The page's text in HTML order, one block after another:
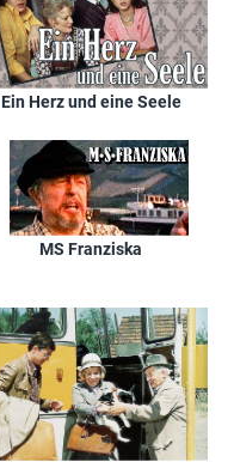
Ein Herz und eine Seele
MS Franziska